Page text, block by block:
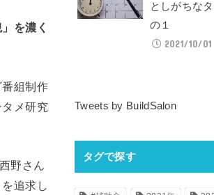
を濃く
組制作
メ研究
野さん
追求し
としがちな
の１
2021/10/01
Tweets by BuildSalon
タグで探す